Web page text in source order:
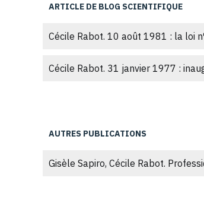
Cécile Rabot. La fabrication de
⟨10.3406/pumus.2011.1597⟩ .
ARTICLE DE BLOG SCIENTIFIQUE
Cécile Rabot. 10 août 1981 : la loi
Cécile Rabot. 31 janvier 1977 :
AUTRES PUBLICATIONS
Gisèle Sapiro, Cécile Rabot.